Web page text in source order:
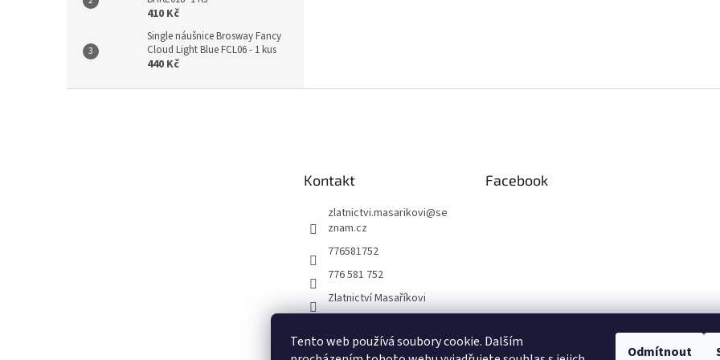
Tento web používá soubory cookie. Dalším
Odmítnout
410 Kč
Single náušnice Brosway Fancy
Cloud Light Blue FCL06 - 1 kus
440 Kč
Kontakt
zlatnictvi.masarikovi@se
znam.cz
776581752
776 581 752
Zlatnictví Masaříkovi
Facebook
Formuláře